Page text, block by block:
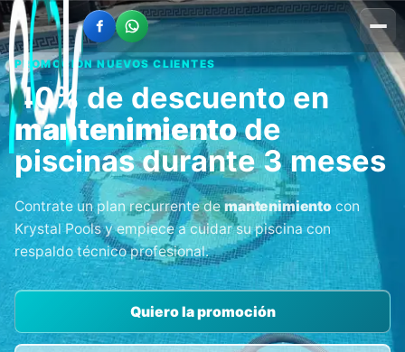
PROMOCIÓN NUEVOS CLIENTES
40% de descuento en
mantenimientode
piscinas durante 3 meses
Contrate un plan recurrente demantenimientocon
Krystal Pools y empiece a cuidar su piscina con
respaldo técnico profesional.
Quiero la promoción